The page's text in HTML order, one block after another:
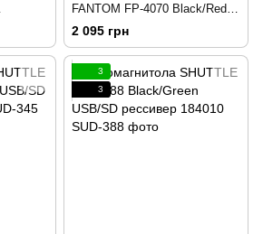
FANTOM FP-4070 Black/Red
188499
2 095 грн
3
3